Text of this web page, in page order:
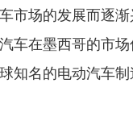
市场的发展而逐
车在墨西哥的市
知名的电动汽车